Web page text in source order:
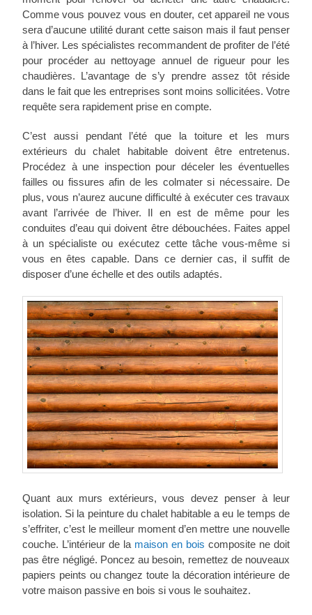
Comme vous pouvez vous en douter, cet appareil ne vous
sera d’aucune utilité durant cette saison mais il faut penser
à l’hiver. Les spécialistes recommandent de profiter de l’été
pour procéder au nettoyage annuel de rigueur pour les
chaudières. L’avantage de s’y prendre assez tôt réside
dans le fait que les entreprises sont moins sollicitées. Votre
requête sera rapidement prise en compte.
C’est aussi pendant l’été que la toiture et les murs
extérieurs du chalet habitable doivent être entretenus.
Procédez à une inspection pour déceler les éventuelles
failles ou fissures afin de les colmater si nécessaire. De
plus, vous n’aurez aucune difficulté à exécuter ces travaux
avant l’arrivée de l’hiver. Il en est de même pour les
conduites d’eau qui doivent être débouchées. Faites appel
à un spécialiste ou exécutez cette tâche vous-même si
vous en êtes capable. Dans ce dernier cas, il suffit de
disposer d’une échelle et des outils adaptés.
Quant aux murs extérieurs, vous devez penser à leur
isolation. Si la peinture du chalet habitable a eu le temps de
s’effriter, c’est le meilleur moment d’en mettre une nouvelle
couche. L’intérieur de la maison en bois composite ne doit
pas être négligé. Poncez au besoin, remettez de nouveaux
papiers peints ou changez toute la décoration intérieure de
votre maison passive en bois si vous le souhaitez.